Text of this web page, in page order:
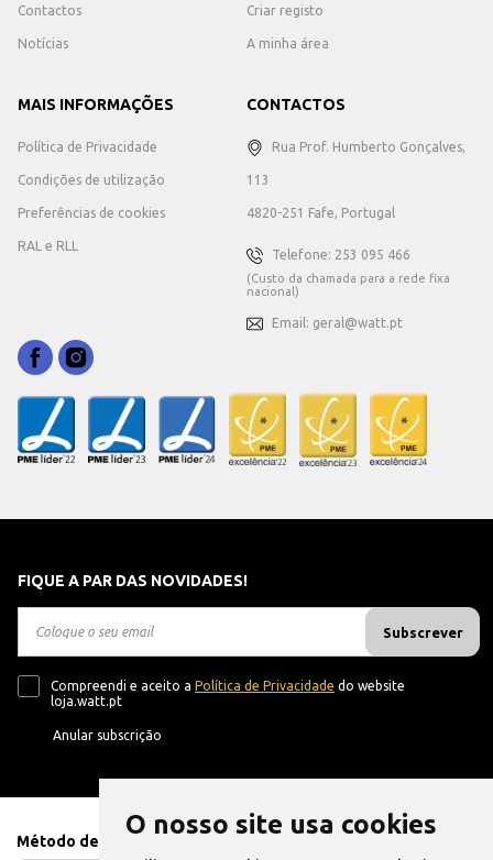
O nosso site usa cookies
Contactos
Notícias
Criar registo
A minha área
MAIS INFORMAÇÕES
Política de Privacidade
Condições de utilização
Preferências de cookies
RAL e RLL
CONTACTOS
Rua Prof. Humberto Gonçalves,
113
4820-251 Fafe, Portugal
Telefone: 253 095 466
(Custo da chamada para a rede fixa
nacional)
Email: geral@watt.pt
FIQUE A PAR DAS NOVIDADES!
Subscrever
Compreendi e aceito a Política de Privacidade do website
loja.watt.pt
Anular subscrição
Método de Pagamento